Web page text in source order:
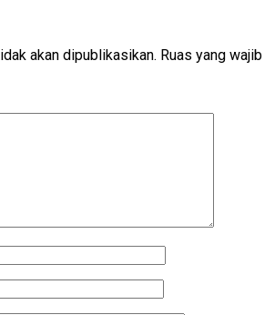
akan dipublikasikan. Ruas yang wajib